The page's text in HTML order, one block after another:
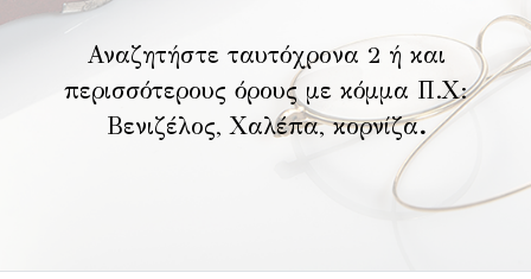
Αναζητήστε ταυτόχρονα 2 ή και
περισσότερους όρους με κόμμα Π.Χ:
Βενιζέλος, Χαλέπα, κορνίζα.